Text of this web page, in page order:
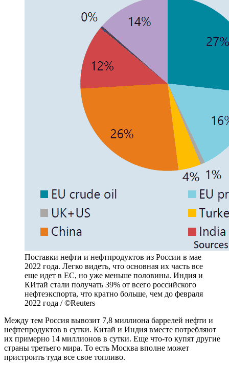
Поставки нефти и нефтпродуктов из России в мае
2022 года. Легко видеть, что основная их часть все
еще идет в ЕС, но уже меньше половины. Индия и
КИтай стали получать 39% от всего российского
нефтеэкспорта, что кратно больше, чем до февраля
2022 года / ©Reuters
Между тем Россия вывозит 7,8 миллиона баррелей нефти и
нефтепродуктов в сутки. Китай и Индия вместе потребляют
их примерно 14 миллионов в сутки. Еще что-то купят другие
страны третьего мира. То есть Москва вполне может
пристроить туда все свое топливо.